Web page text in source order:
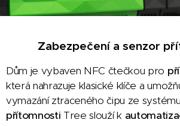
Zabezpečení a senzor
Dům je vybaven NFC čtečkou pro
která nahrazuje klasické klíče a
vymazání ztraceného čipu ze
přítomnosti Tree slouží k